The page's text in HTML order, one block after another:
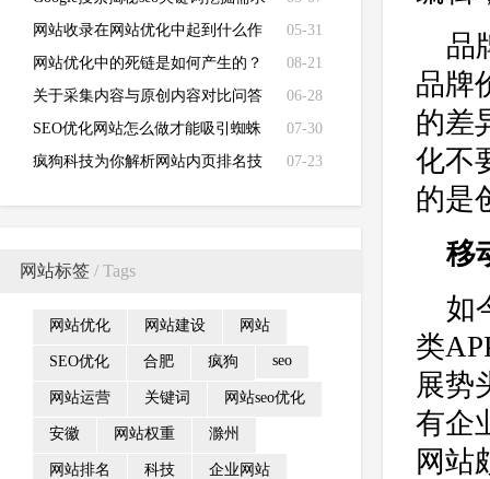
分析！
05-31
网站收录在网站优化中起到什么作
用？
08-21
网站优化中的死链是如何产生的？
06-28
关于采集内容与原创内容对比问答
汇总！
07-30
SEO优化网站怎么做才能吸引蜘蛛
收录更多的页面？
07-23
疯狗科技为你解析网站内页排名技
网站标签 / Tags
网站优化 网站建设 网站
SEO优化 合肥 疯狗 seo
网站运营 关键词 网站seo优化
安徽 网站权重 滁州
网站排名 科技 企业网站
品
品牌
的差
化不
的是
移
如
类
展势
有企
网站